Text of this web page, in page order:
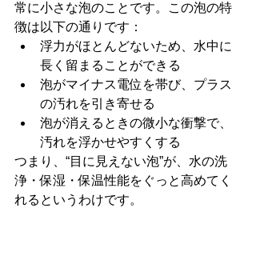
常に小さな泡のことです。この泡の特
徴は以下の通りです：
浮力がほとんどないため、水中に
長く留まることができる
泡がマイナス電位を帯び、プラス
の汚れを引き寄せる
泡が消えるときの微小な衝撃で、
汚れを浮かせやすくする
つまり、“目に見えない泡”が、水の洗
浄・保湿・保温性能をぐっと高めてく
れるというわけです。